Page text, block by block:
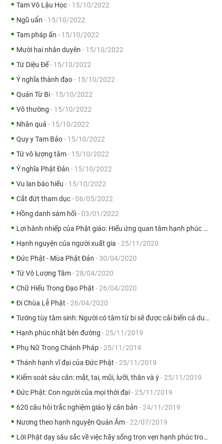
Tam Vô Lậu Học- 15/10/2022
Ngũ uẩn - 15/10/2022
Tam pháp ấn - 15/10/2022
Mười hai nhân duyên - 15/10/2022
Tứ Diệu Đế- 15/10/2022
Ý nghĩa thành đạo- 15/10/2022
Quán Từ Bi- 15/10/2022
Vô thường - 15/10/2022
Nhân quả - 15/10/2022
Quy y Tam Bảo- 15/10/2022
Tứ vô lượng tâm- 15/10/2022
Ý nghĩa Phật Đản - 15/10/2022
Vu lan báo hiếu - 15/10/2022
Cắt đứt tham dục- 06/05/2022
Hồng danh sám hối- 03/01/2022
Lợi hành nhiếp của Phật giáo: Hiếu ứng quan tâm hạnh phúc và lợi ích
Hạnh nguyện của người xuất gia - 25/11/2020
Đức Phật - Mùa Phật Đản - 30/04/2020
Tứ Vô Lượng Tâm- 28/04/2020
Chữ Hiếu Trong Đạo Phật - 26/04/2020
Đi Chùa Lễ Phật - 26/04/2020
Tướng tùy tâm sinh: Người có tâm từ bi sẽ được cải biến cả dung mạo lẫn số mệnh
Hạnh phúc nhặt bên đường - 25/11/2019
Phụ Nữ Trong Chánh Pháp- 25/11/2019
Thánh hạnh vĩ đại của Đức Phật - 25/11/2019
Kiểm soát sáu căn: mắt, tai, mũi, lưỡi, thân và ý- 25/11/2019
Đức Phật: Con người của mọi thời đại- 25/11/2019
620 câu hỏi trắc nghiệm giáo lý căn bản - 24/11/2019
Nương theo hạnh nguyện Quán Âm- 22/07/2019
Lời Phật dạy sâu sắc về việc hãy sống trọn vẹn hạnh phúc trong hiện tại